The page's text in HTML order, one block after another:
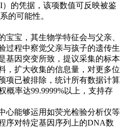
的凭据，该项数值可反映被鉴
的可能性。
宝宝，其生物学特征会与父亲、
过程中察觉父亲与孩子的遗传生
基因突变所致，提议采集的标本
，扩大收集的信息量，对更多位
项已被排除，统计所有数据计算
概率达99.9999%以上，支持存
心能够运用如荧光检验分析仪等
序对特定基因序列上的DNA数